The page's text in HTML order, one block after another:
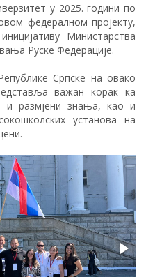
у 2025. години по
федералном пројекту,
Министарства
Руске Федерације.
Српске на овако
важан корак ка
и размјени знања, као и
установа на